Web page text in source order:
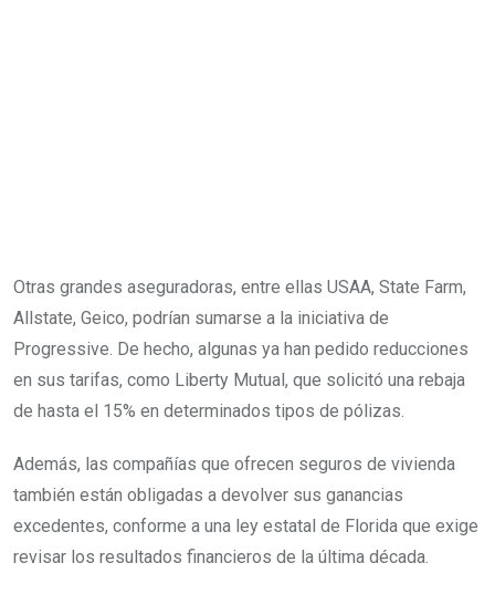
Otras grandes aseguradoras, entre ellas USAA, State Farm,
Allstate, Geico, podrían sumarse a la iniciativa de
Progressive. De hecho, algunas ya han pedido reducciones
en sus tarifas, como Liberty Mutual, que solicitó una rebaja
de hasta el 15% en determinados tipos de pólizas.
Además, las compañías que ofrecen seguros de vivienda
también están obligadas a devolver sus ganancias
excedentes, conforme a una ley estatal de Florida que exige
revisar los resultados financieros de la última década.